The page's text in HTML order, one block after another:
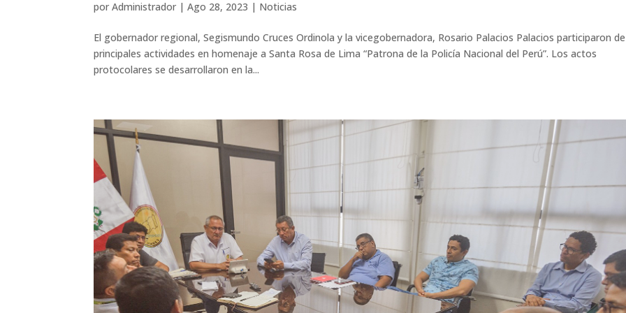
porAdministrador |Ago 28, 2023 | Noticias
El gobernador regional, Segismundo Cruces Ordinola y la vicegobernadora, Rosario Palacios Palacios participaron
principales actividades en homenaje a Santa Rosa de Lima “Patrona de la Policía Nacional del Perú”. Los actos
protocolares se desarrollaron en la...